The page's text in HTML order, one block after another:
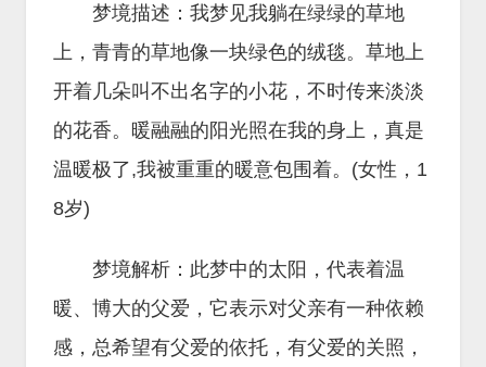
梦境描述：我梦见我躺在绿绿的草地
上，青青的草地像一块绿色的绒毯。草地上
开着几朵叫不出名字的小花，不时传来淡淡
的花香。暖融融的阳光照在我的身上，真是
温暖极了,我被重重的暖意包围着。(女性，1
8岁)
梦境解析：此梦中的太阳，代表着温
暖、博大的父爱，它表示对父亲有一种依赖
感，总希望有父爱的依托，有父爱的关照，